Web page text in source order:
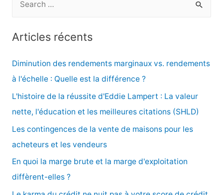
e
r
Articles récents
Diminution des rendements marginaux vs. rendements
à l'échelle : Quelle est la différence ?
L'histoire de la réussite d'Eddie Lampert : La valeur
nette, l'éducation et les meilleures citations (SHLD)
Les contingences de la vente de maisons pour les
acheteurs et les vendeurs
En quoi la marge brute et la marge d'exploitation
diffèrent-elles ?